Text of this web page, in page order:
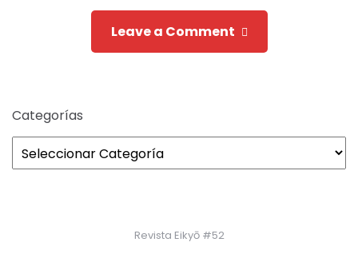
Leave a Comment
Categorías
Revista Eikyō #52